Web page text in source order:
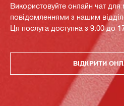
Використовуйте онлайн чат для
повідомленнями з нашим
Ця послуга доступна з 9:00 до
ВІДКРИТИ